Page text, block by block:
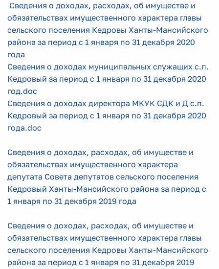
Сведения о доходах, расходах, об имуществе и
обязательствах имущественного характера главы
сельского поселения Кедровы Ханты-Мансийского
района за период с 1 января по 31 декабря 2020
года
Сведения о доходах муниципальных служащих с.п.
Кедровый за период с 1 января по 31 декабря 2020
год.doc
Сведения о доходах директора МКУК СДК и Д с.п.
Кедровый за период с 1 января по 31 декабря 2020
года.doc
Сведения о доходах, расходах, об имуществе и
обязательствах имущественного характера
депутата Совета депутатов сельского поселения
Кедровый Ханты-Мансийского района за период с
1 января по 31 декабря 2019 года
Сведения о доходах, расходах, об имуществе и
обязательствах имущественного характера главы
сельского поселения Кедровы Ханты-Мансийского
района за период с 1 января по 31 декабря 2019